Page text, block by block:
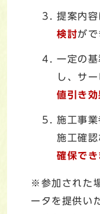
提案内容
検討がで
一定の
し、サ
値引き
施工事
施工確
確保でき
※参加された
ータを提供い